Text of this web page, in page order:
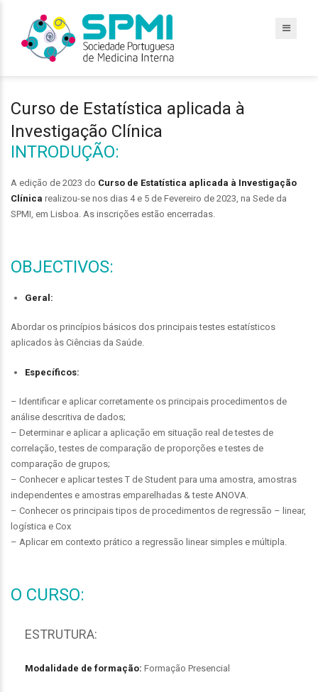
Curso de Estatística aplicada à
Investigação Clínica
INTRODUÇÃO:
A edição de 2023 do Curso de Estatística aplicada à Investigação
Clínica realizou-se nos dias 4 e 5 de Fevereiro de 2023, na Sede da
SPMI, em Lisboa. As inscrições estão encerradas.
OBJECTIVOS:
Geral:
Abordar os princípios básicos dos principais testes estatísticos
aplicados às Ciências da Saúde.
Específicos:
– Identificar e aplicar corretamente os principais procedimentos de
análise descritiva de dados;
– Determinar e aplicar a aplicação em situação real de testes de
correlação, testes de comparação de proporções e testes de
comparação de grupos;
– Conhecer e aplicar testes T de Student para uma amostra, amostras
independentes e amostras emparelhadas & teste ANOVA.
– Conhecer os principais tipos de procedimentos de regressão – linear,
logística e Cox
– Aplicar em contexto prático a regressão linear simples e múltipla.
O CURSO:
ESTRUTURA:
Modalidade de formação: Formação Presencial